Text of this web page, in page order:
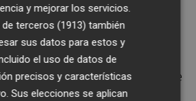
les permite justificar sus
egoísta y sin
consecuencias
demás. Además, describe
individuos
y mejorar los servicios.
terceros (1913) también
sus datos para estos y
el uso de datos de
precisos y características
Sus elecciones se aplican